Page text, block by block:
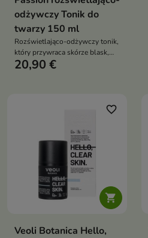
odżywczy Tonik do
twarzy 150 ml
Rozświetlająco-odżywczy tonik,
który przywraca skórze blask,
nawilża ją i wyrównuje koloryt
20,90 €

favorite_border
Veoli Botanica Hello,